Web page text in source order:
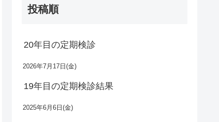
投稿順
20年目の定期検診
2026年7月17日(金)
19年目の定期検診結果
2025年6月6日(金)